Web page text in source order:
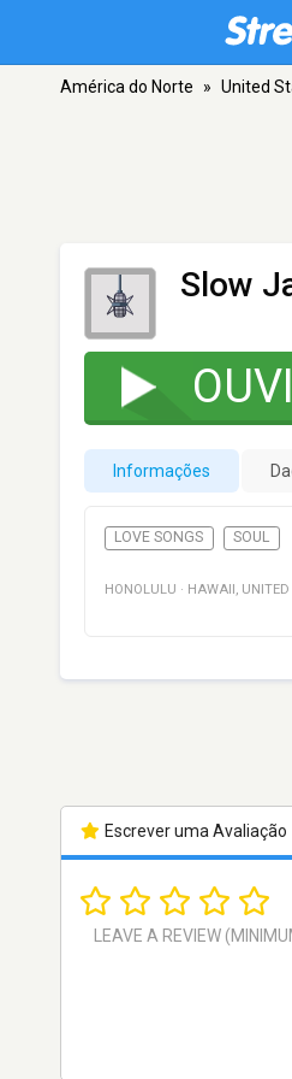
América do Norte » United
Slow
Informações
LOVE SONGS SOUL
HONOLULU · HAWAII , UNITED
Escrever uma Avaliação